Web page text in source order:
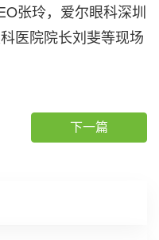
张玲，爱尔眼科深圳
医院院长刘斐等现场
下一篇